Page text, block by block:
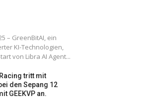
– GreenBitAI, ein
KI-Technologien,
von Libra AI Agent...
tritt mit
den Sepang 12
GEEKVP an.